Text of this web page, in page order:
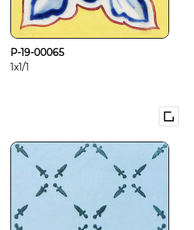
P-19-00065
1x1/1